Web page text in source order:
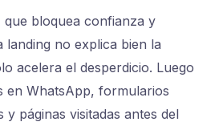
bloquea confianza y
landing no explica bien la
acelera el desperdicio. Luego
en WhatsApp, formularios
y páginas visitadas antes del